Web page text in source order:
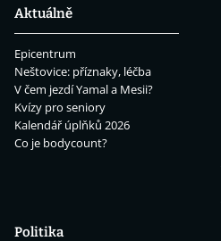
Aktuálně
Epicentrum
Neštovice: příznaky, léčba
V čem jezdí Yamal a Mesii?
Kvízy pro seniory
Kalendář úplňků 2026
Co je bodycount?
Politika